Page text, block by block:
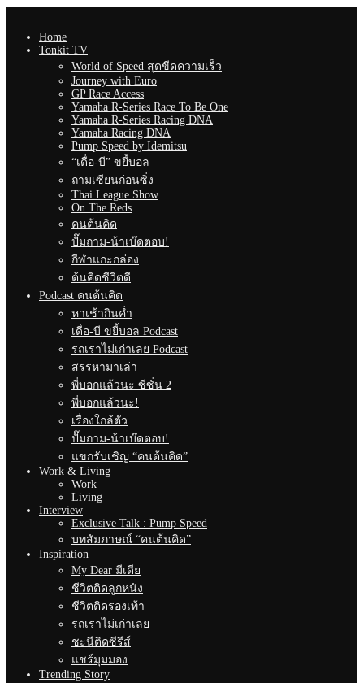
Home
Tonkit TV
World of Speed สุดขีดความเร็ว
Journey with Euro
GP Race Access
Yamaha R-Series Race To Be One
Yamaha R-Series Racing DNA
Yamaha Racing DNA
Pump Speed by Idemitsu
“เดื่อ-บี” ขยี้บอล
ถามเซียนก่อนซิ่ง
Thai League Show
On The Reds
คนต้นคิด
ปั๊มถาม-น้าเบ๊ดตอบ!
กีฬาแกะกล่อง
ต้นคิดชีวิตดี
Podcast คนต้นคิด
หาเช้ากินค่ำ
เดื่อ-บี ขยี้บอล Podcast
รถเราไม่เก่าเลย Podcast
สรรหามาเล่า
พี่บอกแล้วนะ ซีซั่น 2
พี่บอกแล้วนะ!
เรื่องใกล้ตัว
ปั๊มถาม-น้าเบ๊ดตอบ!
แขกรับเชิญ “คนต้นคิด”
Work & Living
Work
Living
Interview
Exclusive Talk : Pump Speed
บทสัมภาษณ์ “คนต้นคิด”
Inspiration
My Dear มีเดีย
ชีวิตติดลูกหนัง
ชีวิตติดรองเท้า
รถเราไม่เก่าเลย
ชะนีติดซีรีส์
แชร์มุมมอง
Trending Story